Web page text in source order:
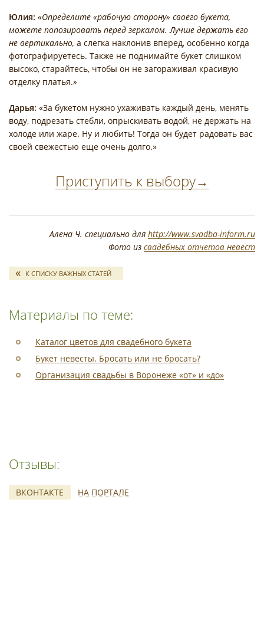
Юлия: «Определите «рабочую сторону» своего букета,
можете попозировать перед зеркалом. Лучше держать его
не вертикально, а слегка наклонив вперед, особенно когда
фотографируетесь. Также не поднимайте букет слишком
высоко, старайтесь, чтобы он не загораживал красивую
отделку платья.»
Дарья: «За букетом нужно ухаживать каждый день, менять
воду, подрезать стебли, опрыскивать водой, не держать на
холоде или жаре. Ну и любить! Тогда он будет радовать вас
своей свежестью еще очень долго.»
Приступить к выбору→
Алена Ч. специально для http://www.svadba-inform.ru
Фото из свадебных отчетов невест
К СПИСКУ ВАЖНЫХ СТАТЕЙ
Материалы по теме:
Каталог цветов для свадебного букета
Букет невесты. Бросать или не бросать?
Организация свадьбы в Воронеже «от» и «до»
Отзывы:
ВКОНТАКТЕ НА ПОРТАЛЕ